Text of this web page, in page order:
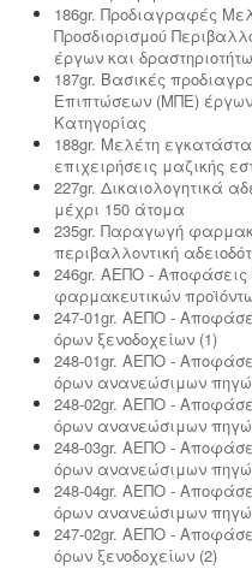
186gr. Προδιαγραφές
Προσδιορισμού
έργων και
187gr. Βασικές
Επιπτώσεων (ΜΠΕ)
Κατηγορίας
188gr. Μελέτη
επιχειρήσεις μαζικής
227gr. Δικαιολογητικά
μέχρι 150 άτομα
235gr. Παραγωγή
περιβαλλοντική
246gr. ΑΕΠΟ - Αποφάσεις
φαρμακευτικών
247-01gr. ΑΕΠΟ -
όρων ξενοδοχείων (1)
248-01gr. ΑΕΠΟ -
όρων ανανεώσιμων
248-02gr. ΑΕΠΟ -
όρων ανανεώσιμων
248-03gr. ΑΕΠΟ -
όρων ανανεώσιμων
248-04gr. ΑΕΠΟ -
όρων ανανεώσιμων
247-02gr. ΑΕΠΟ -
όρων ξενοδοχείων (2)